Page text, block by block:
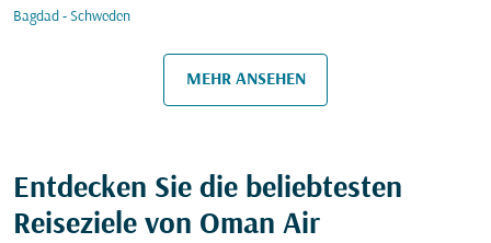
Bagdad - Schweden
MEHR ANSEHEN
Entdecken Sie die beliebtesten
Reiseziele von Oman Air